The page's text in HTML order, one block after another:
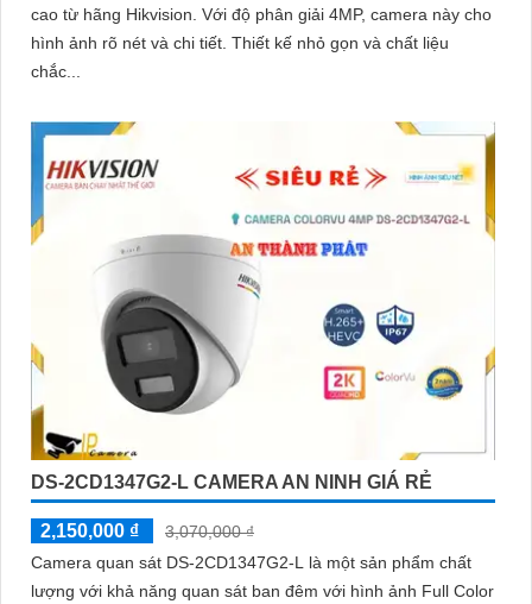
cao từ hãng Hikvision. Với độ phân giải 4MP, camera này cho
hình ảnh rõ nét và chi tiết. Thiết kế nhỏ gọn và chất liệu
chắc...
DS-2CD1347G2-L CAMERA AN NINH GIÁ RẺ
2,150,000 ₫
3,070,000 ₫
Camera quan sát DS-2CD1347G2-L là một sản phẩm chất
lượng với khả năng quan sát ban đêm với hình ảnh Full Color